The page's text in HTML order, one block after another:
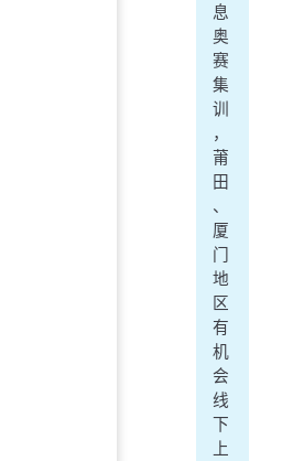
息
奥
赛
集
训
，
莆
田
、
厦
门
地
区
有
机
会
线
下
上